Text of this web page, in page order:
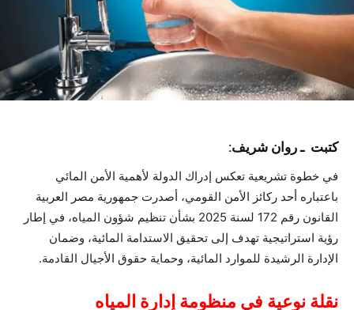
كتبت ـ روان شريف:
في خطوة تشريعية تعكس إدراك الدولة لأهمية الأمن المائي
باعتباره أحد ركائز الأمن القومي، أصدرت جمهورية مصر العربية
القانون رقم 172 لسنة 2025 بشأن تنظيم شؤون المياه، في إطار
رؤية استراتيجية تهدف إلى تحقيق الاستدامة المائية، وضمان
الإدارة الرشيدة للموارد المائية، وحماية حقوق الأجيال القادمة.
نقلة نوعية في منظومة إدارة المياه